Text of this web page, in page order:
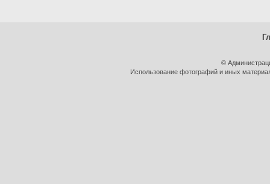
©
Использование фотографий и иных